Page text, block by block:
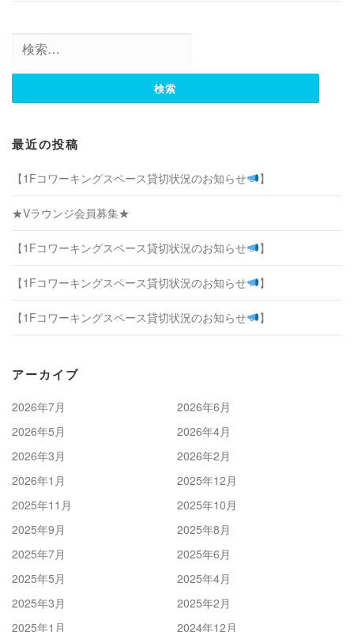
索:
最近の投稿
【1Fコワーキングスペース貸切状況のお知らせ 】
★Vラウンジ会員募集★
【1Fコワーキングスペース貸切状況のお知らせ 】
【1Fコワーキングスペース貸切状況のお知らせ 】
【1Fコワーキングスペース貸切状況のお知らせ 】
アーカイブ
2026年7月
2026年6月
2026年5月
2026年4月
2026年3月
2026年2月
2026年1月
2025年12月
2025年11月
2025年10月
2025年9月
2025年8月
2025年7月
2025年6月
2025年5月
2025年4月
2025年3月
2025年2月
2025年1月
2024年12月